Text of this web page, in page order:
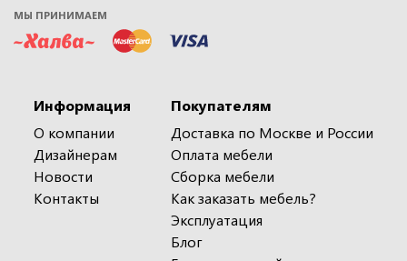
МЫ ПРИНИМАЕМ
Информация
О компании
Дизайнерам
Новости
Контакты
Покупателям
Доставка по Москве и России
Оплата мебели
Сборка мебели
Как заказать мебель?
Эксплуатация
Блог